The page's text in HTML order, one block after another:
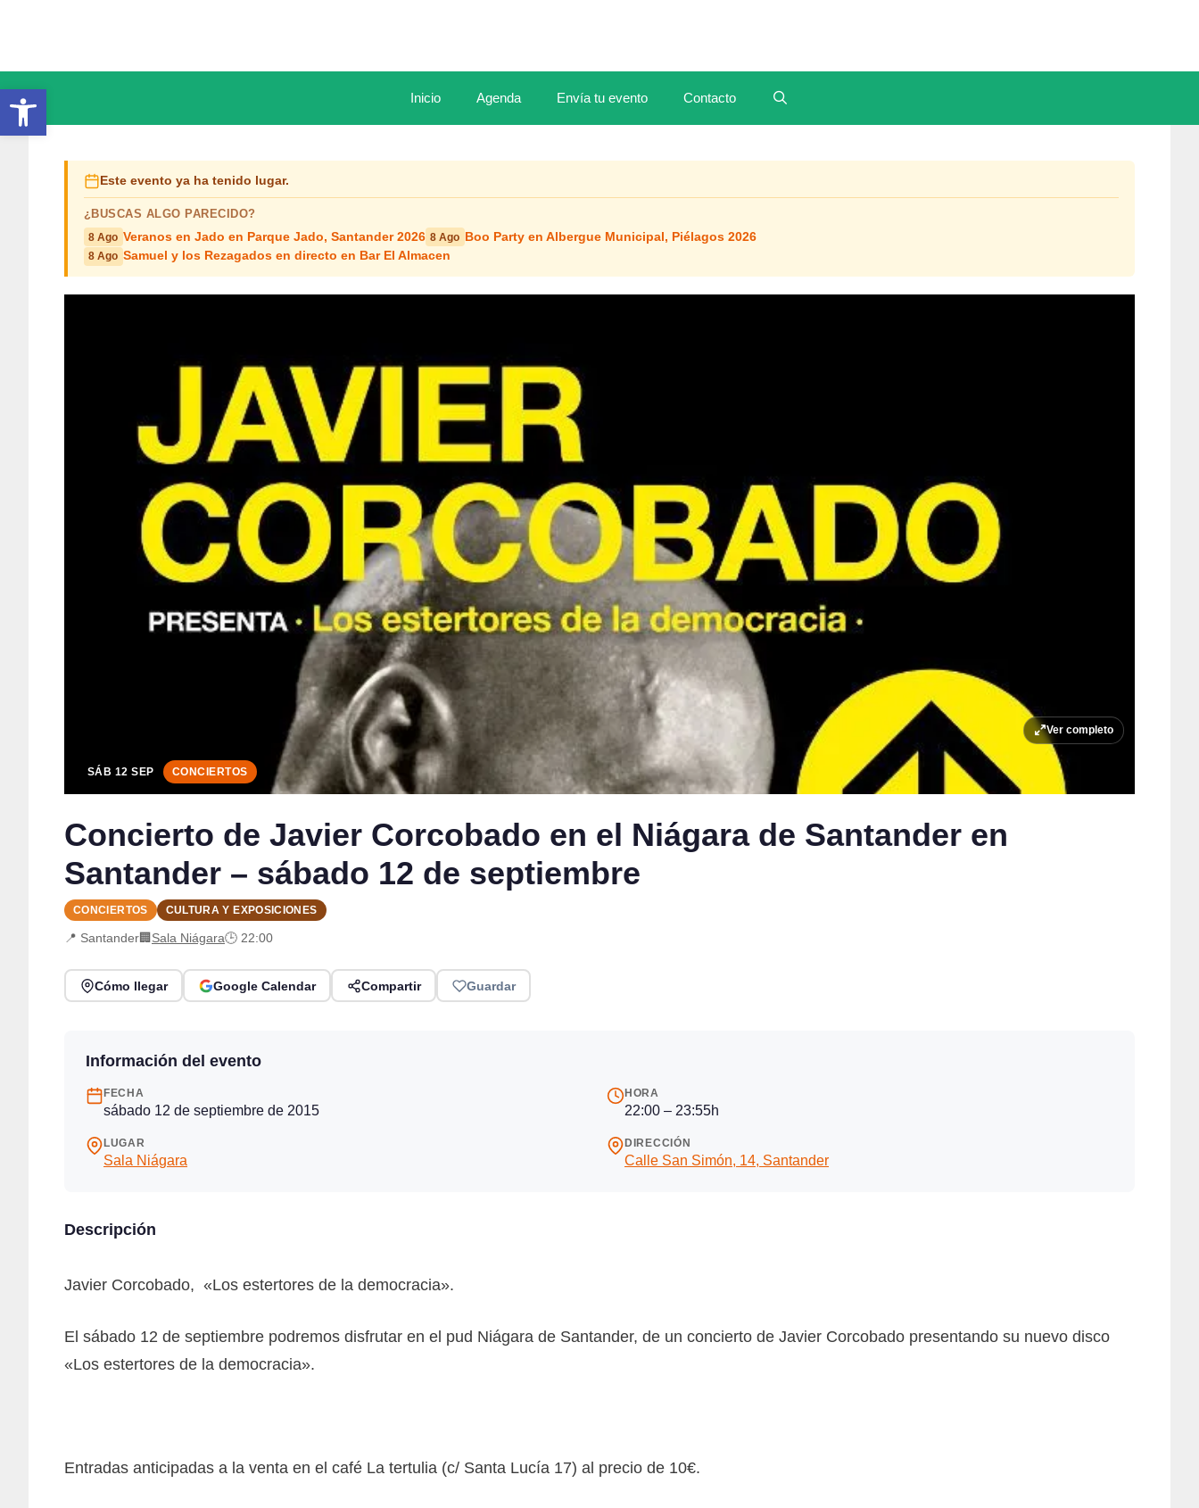
Abrir barra de herramientas Inicio Agenda Envía tu evento Contacto
Este evento ya ha tenido lugar.
¿BUSCAS ALGO PARECIDO?
8 Ago Veranos en Jado en Parque Jado, Santander 2026 8 Ago Boo Party en Albergue Municipal, Piélagos 2026
8 Ago Samuel y los Rezagados en directo en Bar El Almacen
Ver completo
SÁB 12 SEP CONCIERTOS
Concierto de Javier Corcobado en el Niágara de Santander en
Santander – sábado 12 de septiembre
CONCIERTOS CULTURA Y EXPOSICIONES
📍 Santander🏢 Sala Niágara🕒 22:00
Cómo llegar Google Calendar Compartir Guardar
Información del evento
FECHA
sábado 12 de septiembre de 2015
HORA
22:00 – 23:55h
LUGAR
Sala Niágara
DIRECCIÓN
Calle San Simón, 14, Santander
Descripción
Javier Corcobado, «Los estertores de la democracia».
El sábado 12 de septiembre podremos disfrutar en el pud Niágara de Santander, de un concierto de Javier Corcobado presentando su nuevo disco
«Los estertores de la democracia».
Entradas anticipadas a la venta en el café La tertulia (c/ Santa Lucía 17) al precio de 10€.